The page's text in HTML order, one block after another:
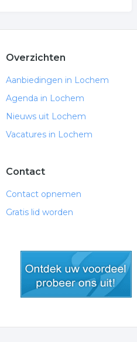
Overzichten
Aanbiedingen in Lochem
Agenda in Lochem
Nieuws uit Lochem
Vacatures in Lochem
Contact
Contact opnemen
Gratis lid worden